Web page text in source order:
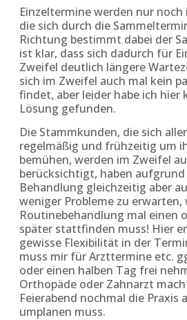
Einzeltermine werden nur noch
die sich durch die
Richtung bestimmt dabei der
ist klar, dass sich dadurch für
Zweifel deutlich längere
sich im Zweifel auch mal kein
findet, aber leider habe ich hier
Lösung gefunden.
Die Stammkunden, die sich
regelmäßig und frühzeitig um
bemühen, werden im Zweifel
berücksichtigt, haben
Behandlung gleichzeitig aber
weniger Probleme zu erwarten,
Routinebehandlung mal einen
später stattfinden muss! Hier
gewisse Flexibilität in der
muss mir für Arzttermine etc.
oder einen halben Tag frei
Orthopäde oder Zahnarzt
Feierabend nochmal die Praxis
umplanen muss.